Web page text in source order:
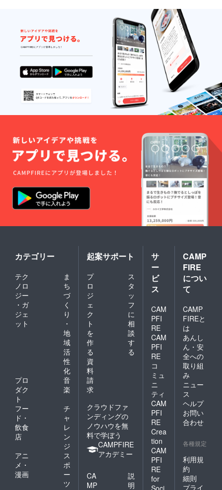
カテゴリー
テク
ノロ
ジー
・ガ
ジェ
ット
ま
ち
づ
く
り
・
地
域
活
性
化
プロ
ダク
ト
音
楽
フー
ド・
飲食
店
チ
ャ
レ
ン
ジ
アニ
メ・
漫画
ス
ポ
ー
ツ
起案サポート
プ
ロ
ジ
ェ
ク
ト
を
作
る
ス
タ
ッ
フ
に
相
談
す
る
資
料
請
求
クラウドファ
ンディングの
ノウハウを無
料で学ぼう
CAMPFIRE
アカデミー
CA
MP
説
明
サ
ー
ビ
ス
CAM
PFI
RE
CAM
PFI
RE
コ
ミュ
ニ
ティ
CAM
PFI
RE
Crea
tion
CAM
PFI
RE
for
Soci
CAMP
FIRE
につい
て
CAMP
FIREと
は
あんし
ん・安
全への
取り組
み
ニュー
ス
ヘルプ
お問い
合わせ
各種規定
利用規
約
細則
プライ